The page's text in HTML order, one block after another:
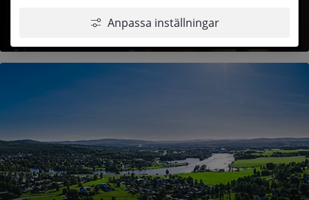
Anpassa inställningar